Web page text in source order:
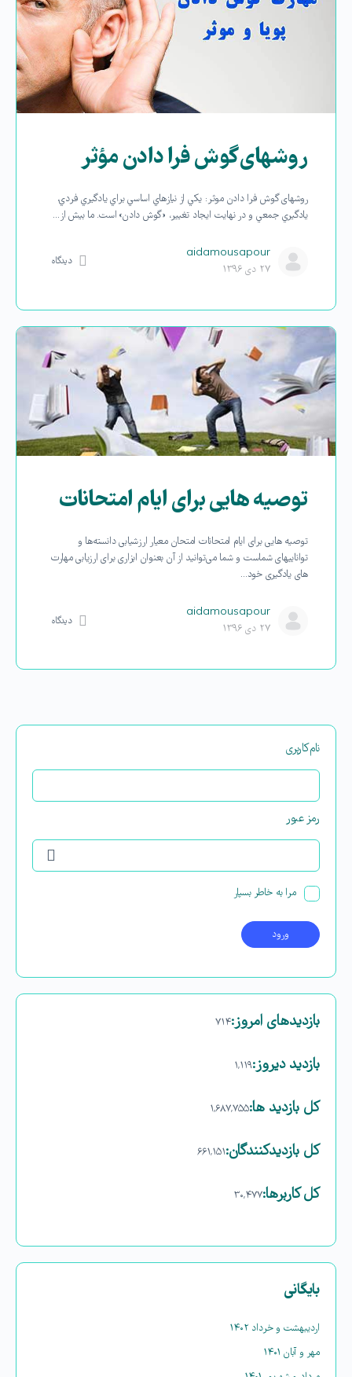
روشهای گوش فرا دادن مؤثر
روشهای گوش فرا دادن موثر: يكي از نيازهاي اساسي براي يادگيري فردي،
يادگيري جمعي و در نهايت ايجاد تغيير، «گوش دادن» است. ما بيش از…
aidamousapour
۲۷ دی ۱۳۹۶
دیدگاه
توصیه هایی برای ایام امتحانات
توصیه هایی برای ایام امتحانات امتحان معیار ارزشیابی دانسته‌ها و
تواناییهای شماست و شما می‌‌توانید از آن بعنوان ابزاری برای ارزیابی مهارت
های یادگیری خود…
aidamousapour
۲۷ دی ۱۳۹۶
دیدگاه
نام‌کاربری
رمز عبور
مرا به خاطر بسپار
بازدیدهای امروز:۷۱۴
بازدید دیروز:۱,۱۱۹
کل بازدید ها:۱,۶۸۷,۷۵۵
کل بازدیدکنند‌گان:۶۶۱,۱۵۱
کل کاربرها:۳۰,۴۷۷
بایگانی
اردیبهشت و خرداد ۱۴۰۲
مهر و آبان ۱۴۰۱